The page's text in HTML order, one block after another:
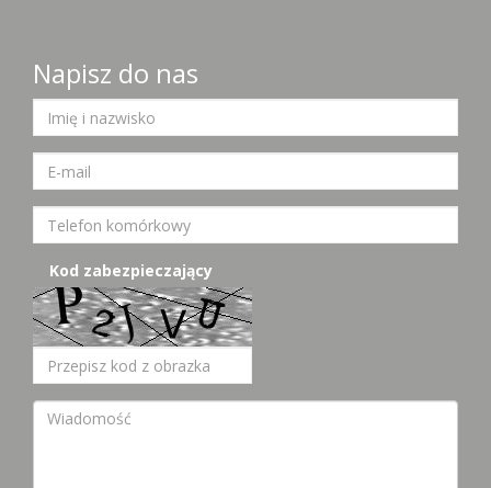
Napisz do nas
Kod zabezpieczający